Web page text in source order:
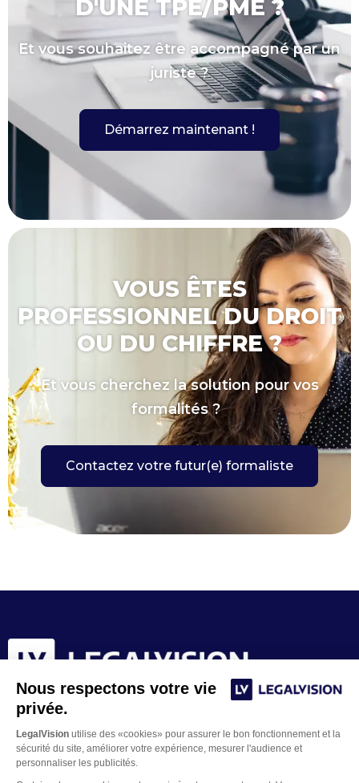
Nous respectons votre vie
privée.
LegalVision utilise des «cookies» pour assurer le bon fonctionnement et la
sécurité du site, améliorer votre expérience, mesurer l'audience et
personnaliser les publicités.
D'UNE TPE/PME ?
Et vous souhaitez être accompagné par un
juriste ?
Démarrez maintenant !
VOUS ÊTES
PROFESSIONNEL DU DROIT
OU DU CHIFFRE ?
Et vous cherchez la solution pour vos
formalités ?
Contactez votre futur(e) formaliste